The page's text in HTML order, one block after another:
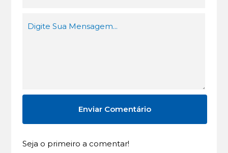
Seja o primeiro a comentar!